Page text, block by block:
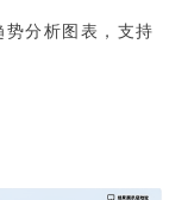
分析图表，支持